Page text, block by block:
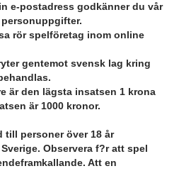
e-postadress godkänner du vår
rör spelföretag inom online
gentemot svensk lag kring
är den lägsta insatsen 1 krona
är 1000 kronor.
till personer över 18 år
Observera f?r att spel
Att en